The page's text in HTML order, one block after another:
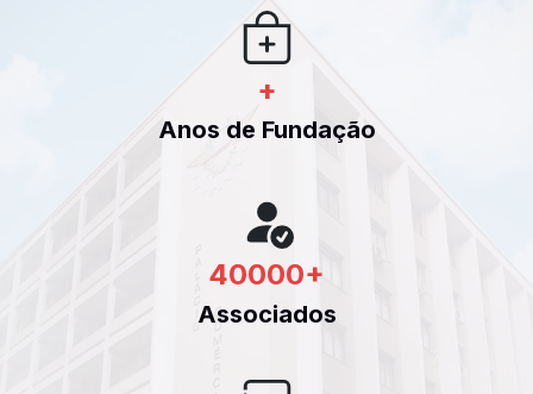
+
Anos de Fundação
40000+
Associados